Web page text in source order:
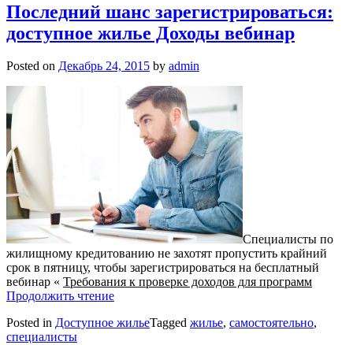
Последний шанс зарегистрироваться:
доступное жилье Доходы вебинар
Posted on Декабрь 24, 2015 by admin
Специалисты по
жилищному кредитованию не захотят пропустить крайний
срок в пятницу, чтобы зарегистрироваться на бесплатный
вебинар « Требования к проверке доходов для программ
Продолжить чтение
Posted in Доступное жильеTagged жилье, самостоятельно,
специалисты